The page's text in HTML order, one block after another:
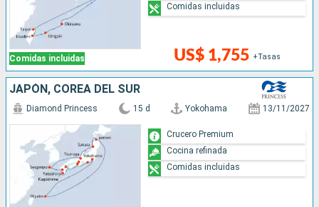
Comidas incluidas US$ 1,755 +Tasas
Comidas incluidas
JAPÓN, COREA DEL SUR
Diamond Princess 15 d Yokohama 13/11/2027
Crucero Premium
Cocina refinada
Comidas incluidas